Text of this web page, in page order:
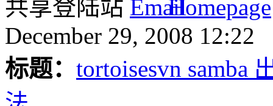
共享登陆站
December 29, 2008 12:22
标题： tortoisesvn samba